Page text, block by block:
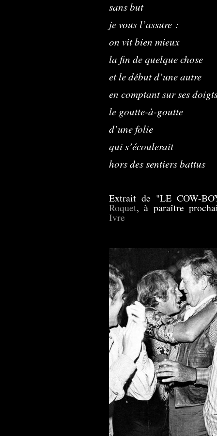
sans but
je vous l’assure :
on vit bien mieux
la fin de quelque chose
et le début d’une autre
en comptant sur ses
le goutte-à-goutte
d’une folie
qui s’écoulerait
hors des sentiers battus
Extrait de "LE COW-
Roquet, à paraître
Ivre